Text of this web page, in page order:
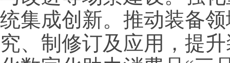
统集成创新。推动装备
究、制修订及应用，提